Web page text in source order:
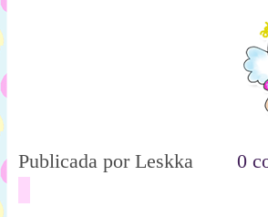
Publicada por Leskka 0